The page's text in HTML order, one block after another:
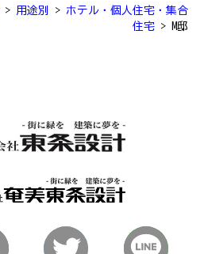
> 用途別 > ホテル・個人住宅・集合
住宅 > M邸